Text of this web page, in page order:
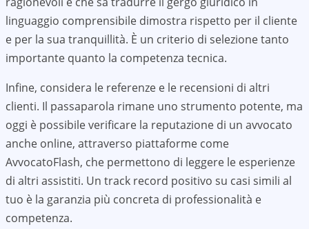
linguaggio comprensibile dimostra rispetto per il cliente
e per la sua tranquillità. È un criterio di selezione tanto
importante quanto la competenza tecnica.
Infine, considera le referenze e le recensioni di altri
clienti. Il passaparola rimane uno strumento potente, ma
oggi è possibile verificare la reputazione di un avvocato
anche online, attraverso piattaforme come
AvvocatoFlash, che permettono di leggere le esperienze
di altri assistiti. Un track record positivo su casi simili al
tuo è la garanzia più concreta di professionalità e
competenza.